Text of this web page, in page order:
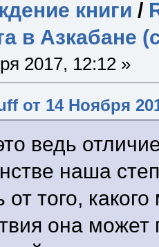
книги /
в Азкабане
2017, 12:12 »
от 14 Ноября
ведь
наша
от того,
она